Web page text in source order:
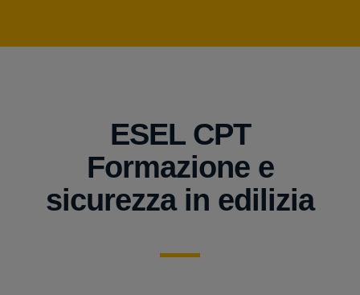
ESEL CPT
Formazione e
sicurezza in edilizia